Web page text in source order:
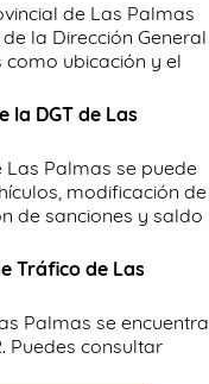
de Las Palmas
la Dirección General
ubicación y el
la DGT de Las
Palmas se puede
modificación de
de sanciones y saldo
Tráfico de Las
Palmas se encuentra
Puedes consultar